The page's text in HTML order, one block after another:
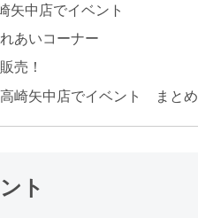
矢中店でイベント
あいコーナー
売！
崎矢中店でイベント まとめ
ト